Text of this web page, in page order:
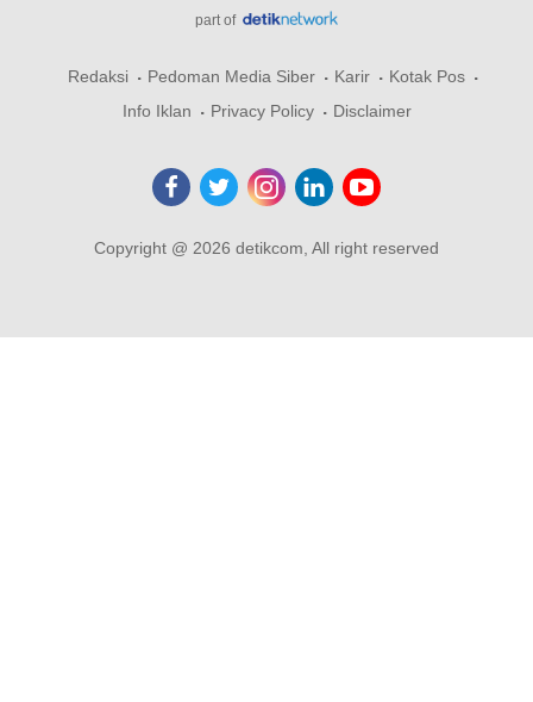
part of
Redaksi Pedoman Media Siber Karir
Kotak Pos
Info Iklan
Privacy Policy Disclaimer
Copyright @ 2026 detikcom, All right reserved